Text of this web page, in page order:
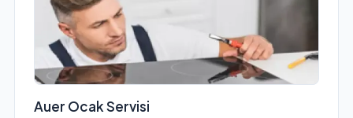
Auer Ocak Servisi